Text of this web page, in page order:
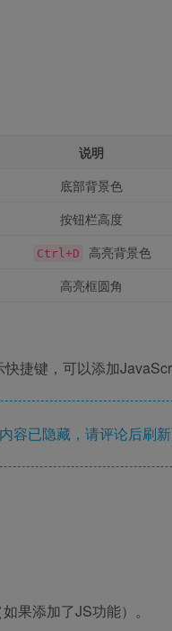
说明
底部背景色
按钮栏高度
Ctrl+D 高亮背景色
高亮框圆角
捷键，可以添加
容已隐藏，请评论后刷
果添加了JS功能）。